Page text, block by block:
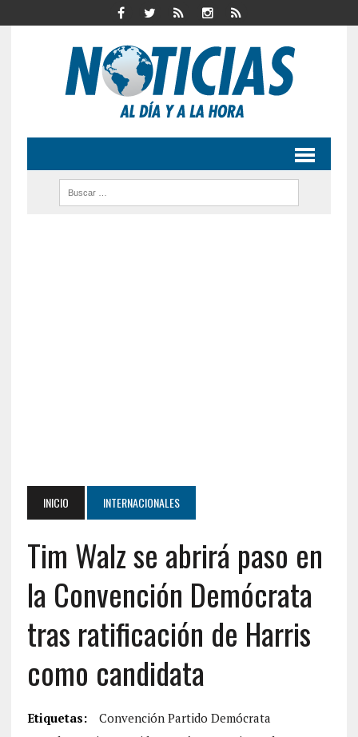
INICIO INTERNACIONALES
Tim Walz se abrirá paso en
la Convención Demócrata
tras ratificación de Harris
como candidata
Etiquetas:
Convención Partido Demócrata